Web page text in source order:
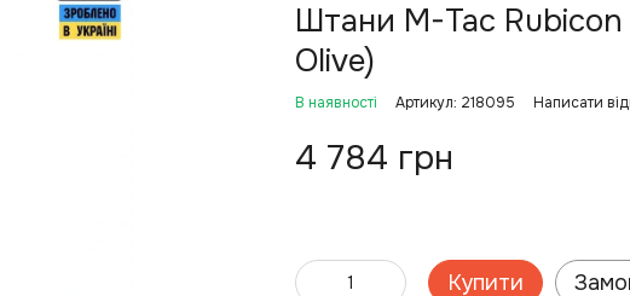
Штани M-Tac Rubicon
Olive)
В наявності Артикул: 218095 Написати
4 784 грн
Купити